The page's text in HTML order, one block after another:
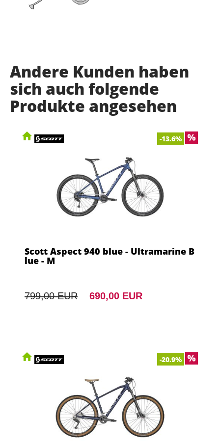
Andere Kunden haben
sich auch folgende
Produkte angesehen
-13.6%
Scott Aspect 940 blue - Ultramarine B
lue - M
799,00 EUR 690,00 EUR
-20.9%